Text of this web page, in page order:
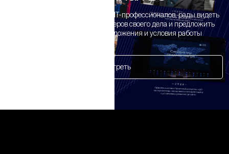
Мы ценим опыт и компетенции IT-профессионалов, рады видеть
в команде состоявшихся мастеров своего дела и предложить
самые конкурентные предложения и условия работы
Смотреть